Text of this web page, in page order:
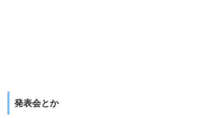
発表会とか